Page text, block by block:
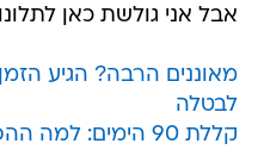
אבל אני גולשת כאן
מאוננים הרבה? הגיע
לבטלה
קללת 90 הימים: